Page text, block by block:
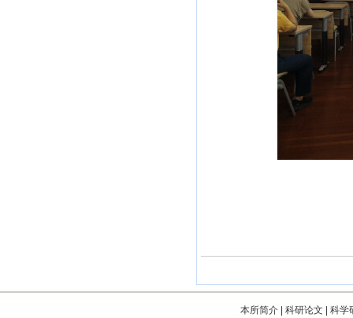
本所简介 科研论文
科学